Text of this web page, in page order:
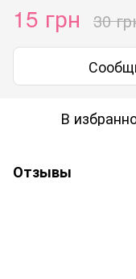
15 грн 30
В
Отзывы